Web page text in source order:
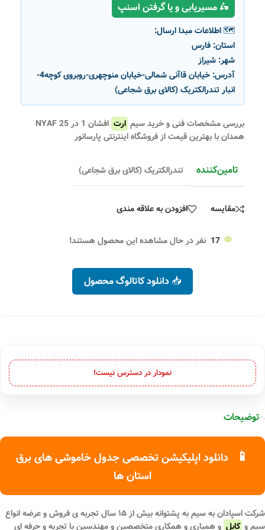
🛵 مسیریابی و یا گرفتن اسنپ
🗺️ اطلاعات مبدا ارسال:
استان: فارس
شهر: شیراز
آدرس:
خیابان قاآنی شمالی-خیابان منوچهری-روبروی کوچه4-
انبار تندرالکتریک (کالای برق شجاعی)
بررسی مشخصات فنی و خرید سیم ارت
افشان 1 در 25 NYAF
همدان با بهترین قیمت از فروشگاه اینترنتی پارسانور
تامین‌کننده تندرالکتریک (کالای برق شجاعی)
مقایسه افزودن به علاقه مندی
17 نفر در حال مشاهده این محصول هستند!
📥 دانلود کاتالوگ محصول
نمودار در دسترس نیست!
توضیحات
📱
دانلود اپلیکیشن تخصصی جدول خاموشی های برق
استان ها
شرکت اسپادان به سیم به پشتوانه بیش از ۱۵ سال تجربه ی فروش و عرضه انواع
سیم و کابل و همیاری و همکاری متخصصین و مهندسین با تجربه و حرفه ای